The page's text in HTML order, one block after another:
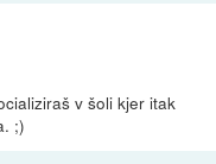
v šoli kjer itak
;)